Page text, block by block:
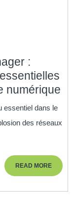
:
numérique
essentiel dans le
des réseaux
READ MOREREAD
MORE